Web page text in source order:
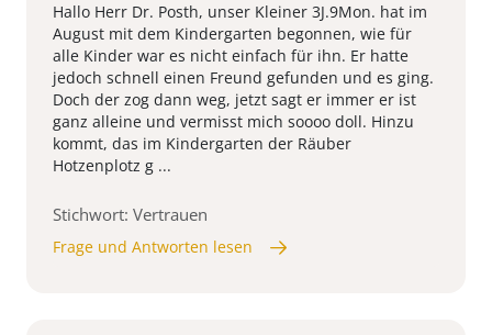
Hallo Herr Dr. Posth, unser Kleiner 3J.9Mon. hat im
August mit dem Kindergarten begonnen, wie für
alle Kinder war es nicht einfach für ihn. Er hatte
jedoch schnell einen Freund gefunden und es ging.
Doch der zog dann weg, jetzt sagt er immer er ist
ganz alleine und vermisst mich soooo doll. Hinzu
kommt, das im Kindergarten der Räuber
Hotzenplotz g ...
Stichwort: Vertrauen
Frage und Antworten lesen